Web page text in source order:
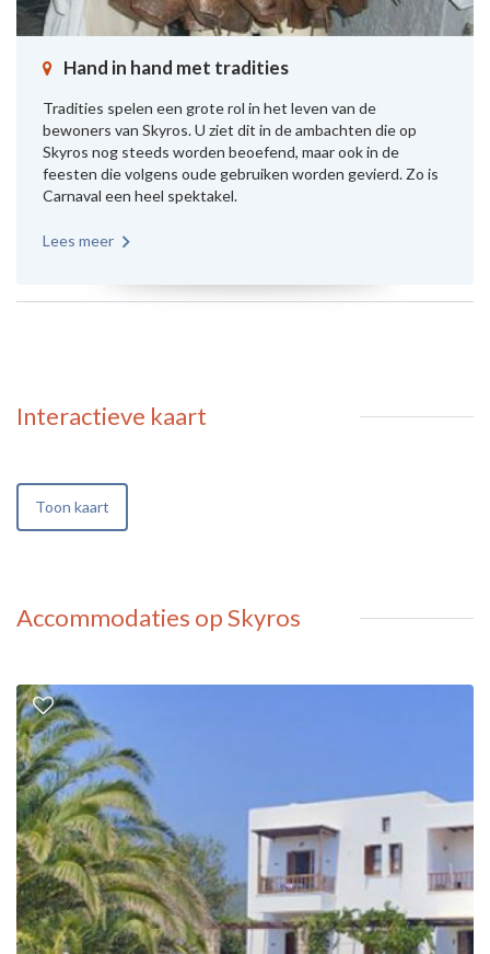
Hand in hand met tradities
Tradities spelen een grote rol in het leven van de
bewoners van Skyros. U ziet dit in de ambachten die op
Skyros nog steeds worden beoefend, maar ook in de
feesten die volgens oude gebruiken worden gevierd. Zo is
Carnaval een heel spektakel.
Lees meer
Interactieve kaart
Toon kaart
Accommodaties op Skyros